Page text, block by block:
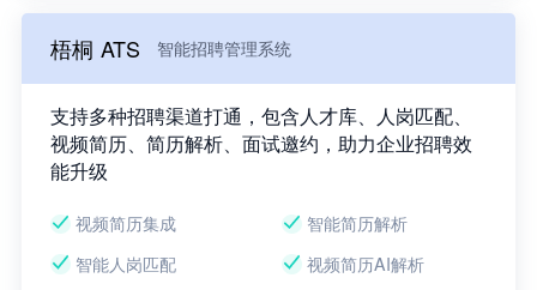
梧桐 ATS 智能招聘管理系统
支持多种招聘渠道打通，包含人才库、人岗匹配、
视频简历、简历解析、面试邀约，助力企业招聘效
能升级
视频简历集成
智能简历解析
智能人岗匹配
视频简历AI解析